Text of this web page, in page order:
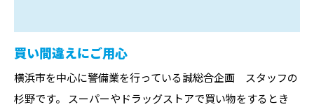
買い間違えにご用心
横浜市を中心に警備業を行っている誠総合企画 スタッフの
杉野です。 スーパーやドラッグストアで買い物をするとき